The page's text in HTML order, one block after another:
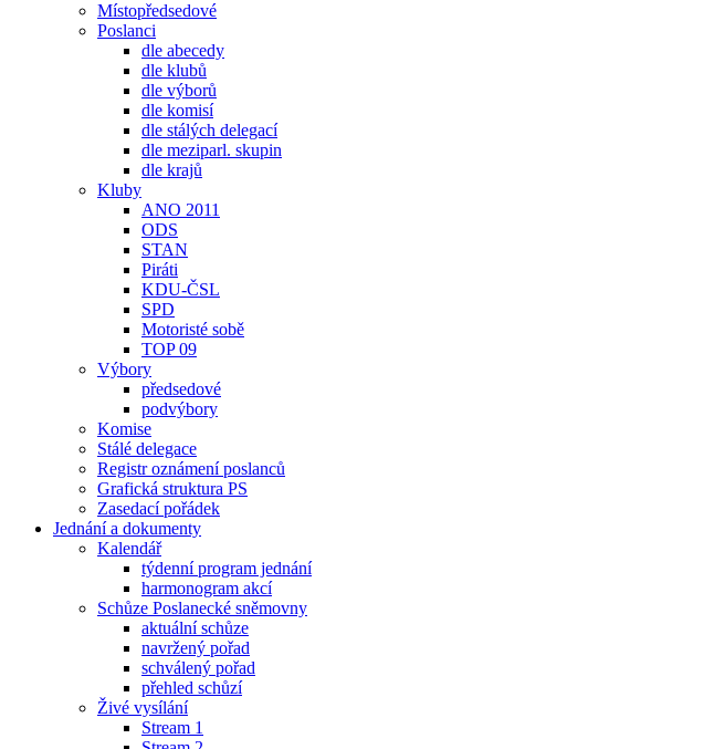
Místopředsedové
Poslanci
dle abecedy
dle klubů
dle výborů
dle komisí
dle stálých delegací
dle meziparl. skupin
dle krajů
Kluby
ANO 2011
ODS
STAN
Piráti
KDU-ČSL
SPD
Motoristé sobě
TOP 09
Výbory
předsedové
podvýbory
Komise
Stálé delegace
Registr oznámení poslanců
Grafická struktura PS
Zasedací pořádek
Jednání a dokumenty
Kalendář
týdenní program jednání
harmonogram akcí
Schůze Poslanecké sněmovny
aktuální schůze
navržený pořad
schválený pořad
přehled schůzí
Živé vysílání
Stream 1